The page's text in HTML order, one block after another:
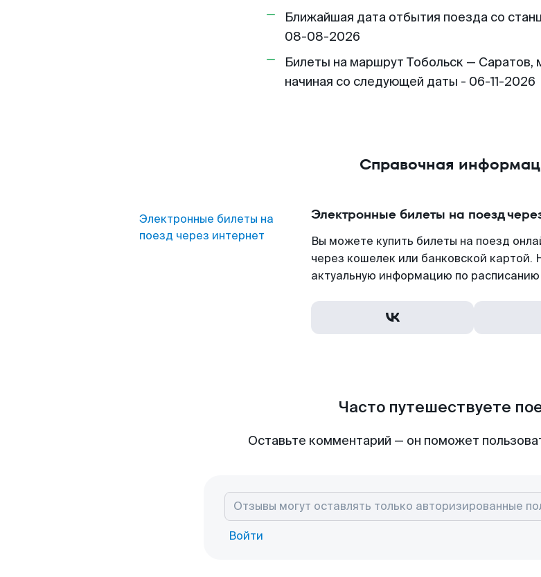
Ближайшая дата отбытия поезда со
08-08-2026
Билеты на маршрут Тобольск — Саратов,
начиная со следующей даты - 06-11-2026
Справочная
Электронные билеты на
поезд через интернет
Электронные билеты на поезд
Вы можете купить билеты на поезд
через кошелек или банковской картой.
актуальную информацию по
Часто путешествуете
Оставьте комментарий — он поможет
Войти